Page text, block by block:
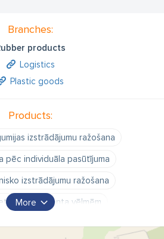
Branches:
products
Logistics
Plastic goods
Products:
izstrādājumu ražošana
pēc individuāla pasūtījuma
izstrādājumu ražošana
pēc klienta vēlmēm
More